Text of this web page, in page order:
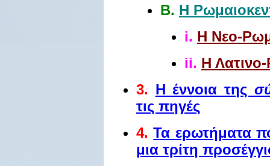
Β. Η
i. Η Νεο-
ii. Η
3. Η έννοια της
τις πηγές
4. Τα ερωτήματα
μια τρίτη